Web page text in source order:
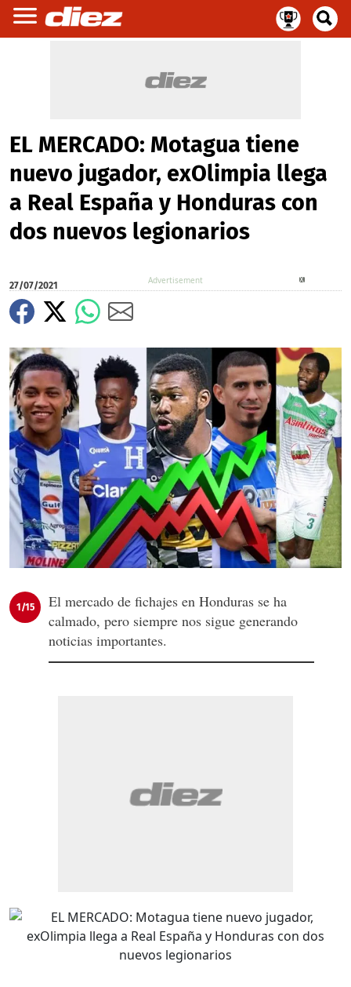
EL MERCADO: Motagua tiene
nuevo jugador, exOlimpia llega
a Real España y Honduras con
dos nuevos legionarios
27/07/2021
1/15
El mercado de fichajes en Honduras se ha
calmado, pero siempre nos sigue generando
noticias importantes.
X